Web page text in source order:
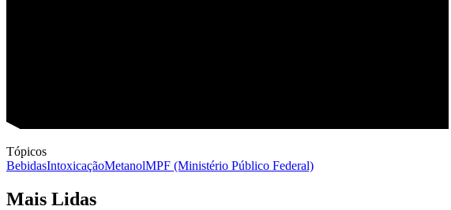
Tópicos
BebidasIntoxicaçãoMetanolMPF (Ministério Público Federal)
Mais Lidas